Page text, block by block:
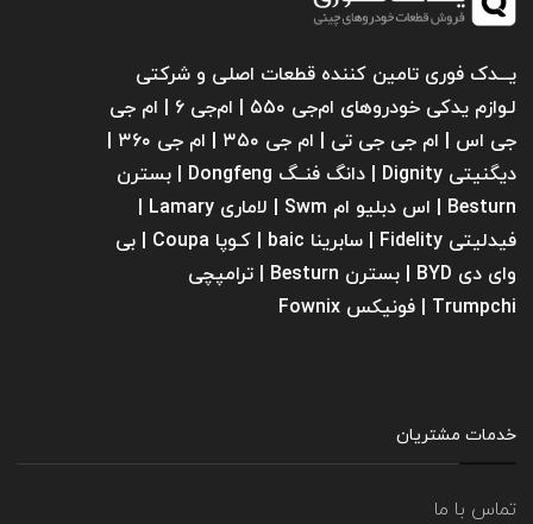
یـــدک فوری تامین کننده قطعات اصلی و شرکتی
لـوازم یدکی خودروهای ام‌جی ۵۵۰ | ام‌جی ۶ | ام جی
دیگنیتی Dignity | دانگ فنــگ Dongfeng | بسترن
فیدلیتی Fidelity | سابرینا ‌baic | کـوپا Coupa | بی
وای دی BYD | بسترن Besturn | ترامپچی
Trumpchi | فونیکس Fownix
خدمات مشتریان
تماس با ما